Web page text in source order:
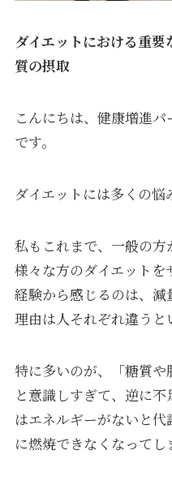
ダイエットにおける重
質の摂取
こんにちは、健康増進
です。
ダイエットには多くの悩
私もこれまで、一般の方
様々な方のダイエット
経験から感じるのは、
理由は人それぞれ違うと
特に多いのが、「糖質や
と意識しすぎて、逆に
はエネルギーがないと
に燃焼できなくなってし